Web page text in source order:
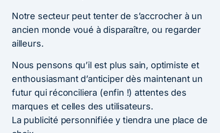
Notre secteur peut tenter de s’accrocher à un
ancien monde voué à disparaître, ou regarder
ailleurs.
Nous pensons qu’il est plus sain, optimiste et
enthousiasmant d’anticiper dès maintenant un
futur qui réconciliera (enfin !) attentes des
marques et celles des utilisateurs.
La publicité personnifiée y tiendra une place de